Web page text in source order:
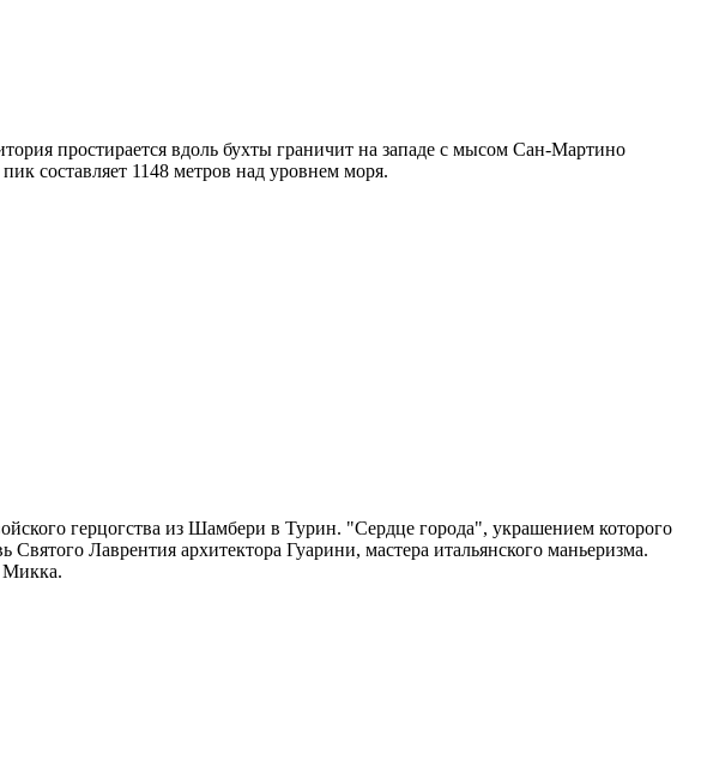
простирается вдоль бухты граничит на западе с мысом Сан-Мартино
составляет 1148 метров над уровнем моря.
герцогства из Шамбери в Турин. "Сердце города", украшением которого
Лаврентия архитектора Гуарини, мастера итальянского маньеризма.
Микка.